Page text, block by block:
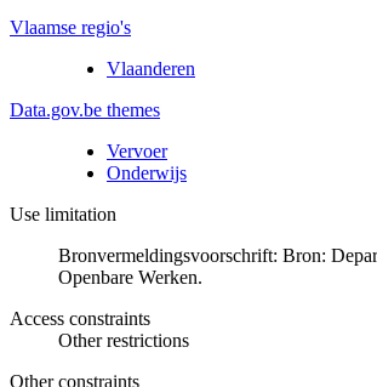
Vlaamse regio's
Vlaanderen
Data.gov.be themes
Vervoer
Onderwijs
Use limitation
Bronvermeldingsvoorschrift: Bron:
Openbare Werken.
Access constraints
Other restrictions
Other constraints